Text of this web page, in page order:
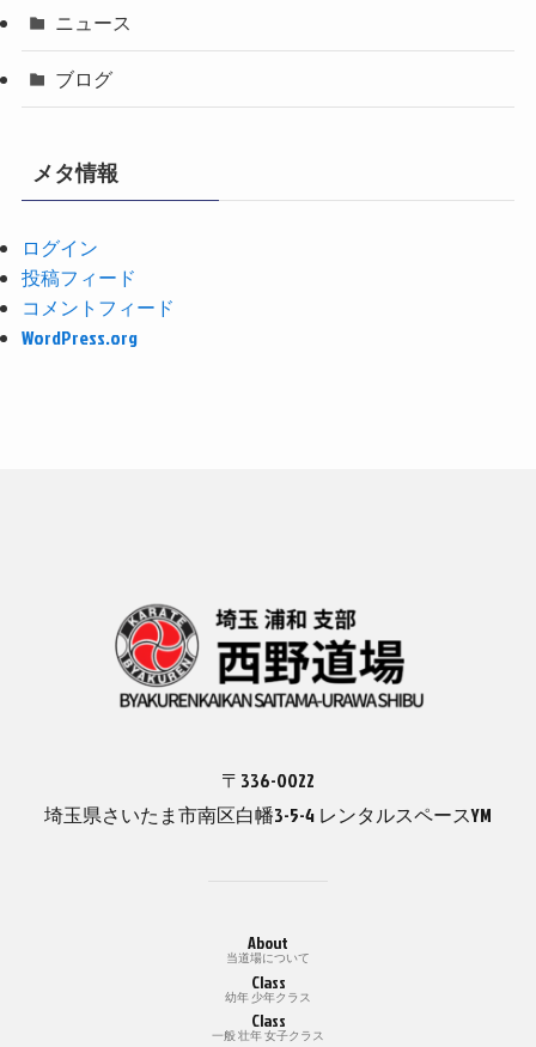
ニュース
ブログ
メタ情報
ログイン
投稿フィード
コメントフィード
WordPress.org
〒336-0022
埼玉県さいたま市南区白幡3-5-4 レンタルスペースYM
About
当道場について
Class
幼年 少年クラス
Class
一般 壮年 女子クラス